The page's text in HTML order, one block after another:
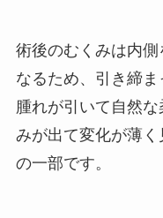
術後のむくみは内
なるため、引き締ま
腫れが引いて自然
みが出て変化が薄
の一部です。